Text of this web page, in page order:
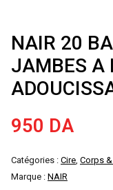
NAIR 20
JAMBES A
950 DA
Catégories : Cire, Corps
Marque : NAIR